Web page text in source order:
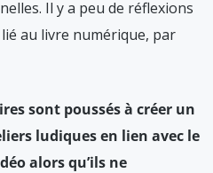
Il y a peu de réflexions
au livre numérique, par
sont poussés à créer un
ludiques en lien avec le
alors qu’ils ne